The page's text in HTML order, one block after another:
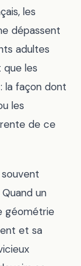
les
dépassent
adultes
que les
la façon dont
les
de ce
Quand un
géométrie
et sa